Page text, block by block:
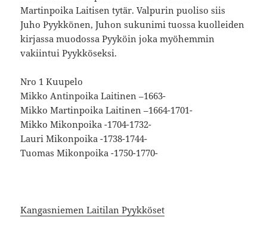
Martinpoika Laitisen tytär. Valpurin puoliso siis
Juho Pyykkönen, Juhon sukunimi tuossa kuolleiden
kirjassa muodossa Pyyköin joka myöhemmin
vakiintui Pyykköseksi.
Nro 1 Kuupelo
Mikko Antinpoika Laitinen –1663-
Mikko Martinpoika Laitinen –1664-1701-
Mikko Mikonpoika -1704-1732-
Lauri Mikonpoika -1738-1744-
Tuomas Mikonpoika -1750-1770-
Kangasniemen Laitilan Pyykköset